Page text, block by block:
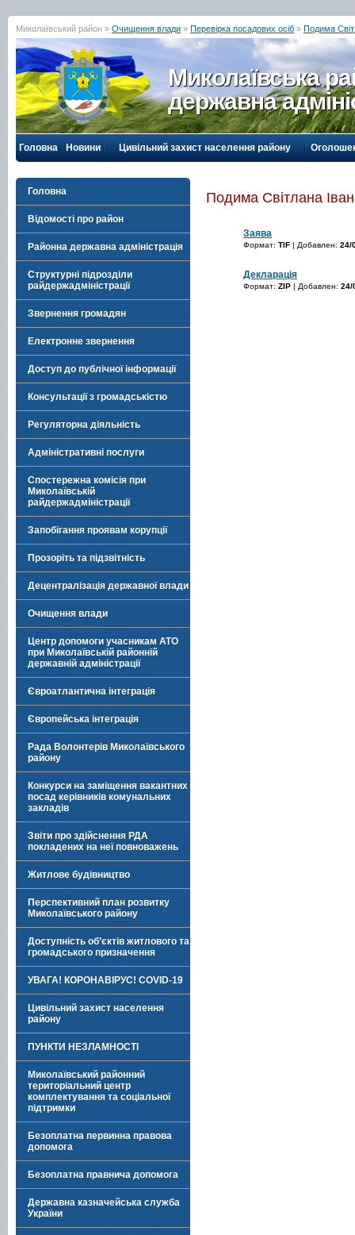
Миколаївський район » Очищення влади » Перевірка посадових осіб » Подима
Миколаївська
державна
Головна Новини Цивільний захист населення району
Головна
Відомості про район
Районна державна адміністрація
Структурні підрозділи
райдержадміністрації
Звернення громадян
Електронне звернення
Доступ до публічної інформації
Консультації з громадськістю
Регуляторна діяльність
Адміністративні послуги
Спостережна комісія при
Миколаївській
райдержадміністрації
Запобігання проявам корупції
Прозоріть та підзвітність
Децентралізація державної влади
Очищення влади
Центр допомоги учасникам АТО
при Миколаївській районній
державній адміністрації
Євроатлантична інтеграція
Європейська інтеграція
Рада Волонтерів Миколаївського
району
Конкурси на заміщення вакантних
посад керівників комунальних
закладів
Звіти про здійснення РДА
покладених на неї повноважень
Житлове будівництво
Перспективний план розвитку
Миколаївського району
Доступність об’єктів житлового та
громадського призначення
УВАГА! КОРОНАВІРУС! COVID-19
Цивільний захист населення
району
ПУНКТИ НЕЗЛАМНОСТІ
Миколаївський районний
територіальний центр
комплектування та соціальної
підтримки
Безоплатна первинна правова
допомога
Безоплатна правнича допомога
Державна казначейська служба
України
Подима Світлана
Заява
Формат: TIF | Добавлен: 24/
Декларація
Формат: ZIP | Добавлен: 24/